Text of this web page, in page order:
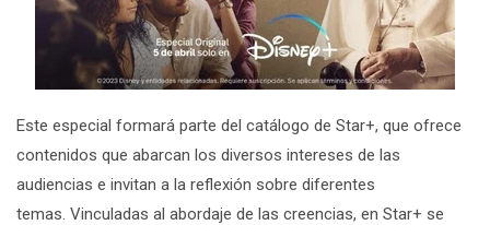
Este especial formará parte del catálogo de Star+, que ofrece
contenidos que abarcan los diversos intereses de las
audiencias e invitan a la reflexión sobre diferentes
temas. Vinculadas al abordaje de las creencias, en Star+ se